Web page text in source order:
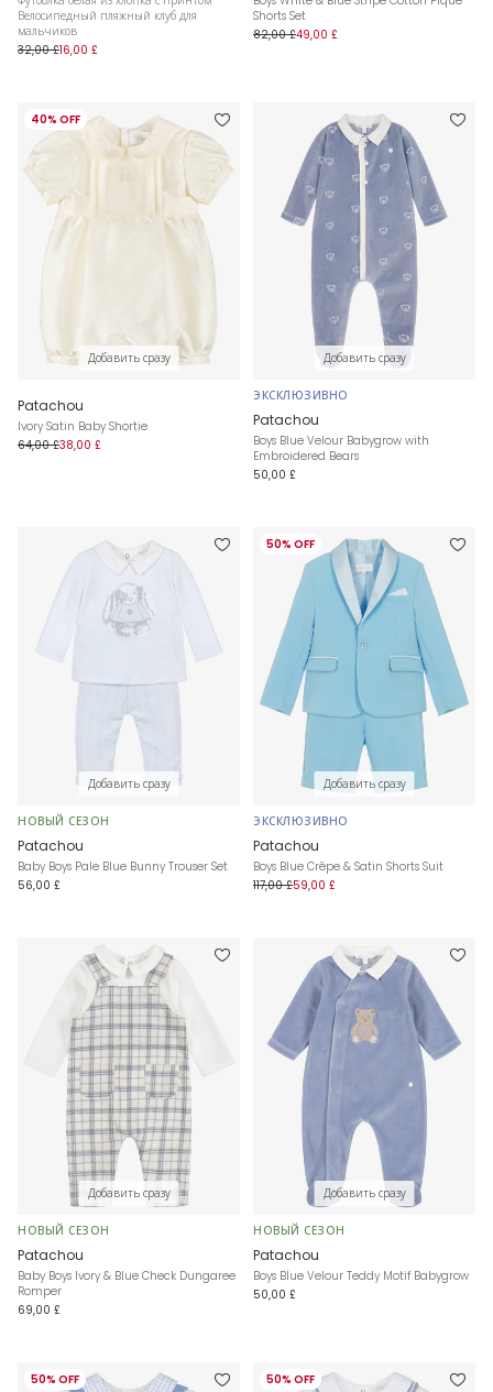
Велосипедный пляжный клуб для
мальчиков
32,00 £16,00 £
Shorts Set
82,00 £49,00 £
40% OFF
Добавить сразу
Patachou
Ivory Satin Baby Shortie
64,00 £38,00 £
Добавить сразу
ЭКСКЛЮЗИВНО
Patachou
Boys Blue Velour Babygrow with
Embroidered Bears
50,00 £
Добавить сразу
НОВЫЙ СЕЗОН
Patachou
Baby Boys Pale Blue Bunny Trouser Set
56,00 £
50% OFF
Добавить сразу
ЭКСКЛЮЗИВНО
Patachou
Boys Blue Crêpe & Satin Shorts Suit
117,00 £59,00 £
Добавить сразу
НОВЫЙ СЕЗОН
Patachou
Baby Boys Ivory & Blue Check Dungaree
Romper
69,00 £
Добавить сразу
НОВЫЙ СЕЗОН
Patachou
Boys Blue Velour Teddy Motif Babygrow
50,00 £
50% OFF 50% OFF